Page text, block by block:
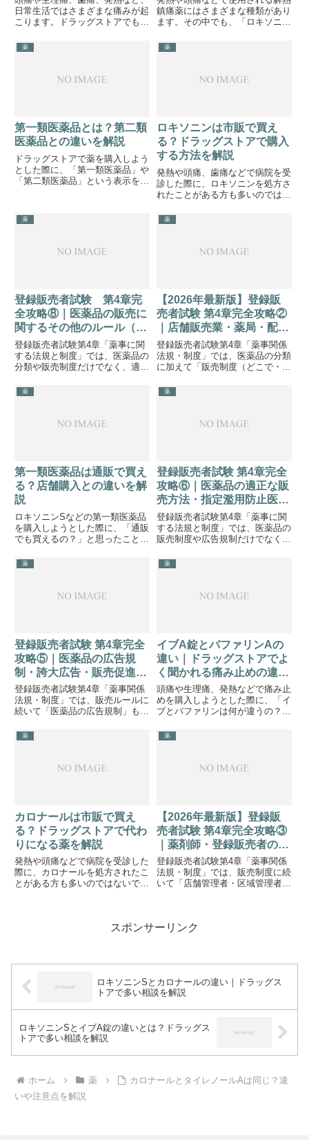
日常生活ではさまざまな痛みが起
こります。ドラッグストアでも痛
く、「ロキソニンとイブは何が違
いますか？」「どちらを選べばい
でいるけどロキソニンの方がい
鎮痛薬にはさまざまな種類があり
ます。その中でも、「ロキソニ
いたことがある方も多いかもしれ
ません。ドラッグストアでも、
とがある」「ロキソニンの方が強
薬
第一類医薬品とは？第二類
医薬品との違いを解説
ドラッグストアで薬を購入しよう
とした際に、「第一類医薬品」や
「第二類医薬品」という表示を見
「どちらを選べばいいの？」と思
う方も少なくありません。市販薬
薬
ロキソニンは市販で買え
る？ドラッグストアで購入
する方法を解説
発熱や頭痛、歯痛などで病院を受
診した際に、ロキソニンを処方さ
れたことがある方も多いのではな
ら、「ドラッグストアでも買え
る？」「病院に行かず購入でき
せん。ロキソニンは広く使用され
薬
登録販売者試験 第4章完
全攻略⑧｜医薬品の販売に
関するその他のルール（競
売・販売場所・配置販売）
登録販売者試験第4章「薬事に関
する法規と制度」では、医薬品の
分類や販売制度だけでなく、適正
ールも重要です。特に、「医薬品
の競売」「許可を受けた場所以外
販売方法」は、試験で問われや
薬
【2026年最新版】登録販
売者試験 第4章完全攻略②
｜店舗販売業・薬局・配置
販売業の違いを徹底解説
登録販売者試験第4章「薬事関係
法規・制度」では、医薬品の分類
に加えて「販売制度（どこで・誰
よく問われます。特に「薬局・店
舗販売業・配置販売業」の違い
本記事では、この3つの制度を試
薬
第一類医薬品は通販で買え
る？店舗購入との違いを解
説
ロキソニンSなどの第一類医薬品
を購入しようとした際に、「通販
でも買えるの？」と思ったことは
薬剤師による情報提供が必要なた
でしょう。しかし、第一類医薬品
薬
登録販売者試験 第4章完全
攻略⑥｜医薬品の適正な販
売方法・指定濫用防止医薬
品・監視指導を徹底解説
登録販売者試験第4章「薬事に関
する法規と制度」では、医薬品の
販売制度や広告規制だけでなく、
ルール」も重要な学習テーマで
「指定濫用防止医薬品の販売ルー
薬
登録販売者試験 第4章完全
攻略⑤｜医薬品の広告規
制・誇大広告・販売促進を
徹底解説
登録販売者試験第4章「薬事関係
法規・制度」では、販売ルールに
続いて「医薬品の広告規制」も重
の健康に直接関わるため、一般の
ん。特に押さえておきたいのが、
薬
イブA錠とバファリンAの
違い｜ドラッグストアでよ
く聞かれる痛み止めの違い
を解説
頭痛や生理痛、発熱などで痛み止
めを購入しようとした際に、「イ
ブとバファリンは何が違うの？」
はないでしょうか。どちらもドラ
は異なります。ここでは、イブ
薬
カロナールは市販で買え
る？ドラッグストアで代わ
りになる薬を解説
発熱や頭痛などで病院を受診した
際に、カロナールを処方されたこ
とがある方も多いのではないでし
る？」と考える方も少なくありま
薬
【2026年最新版】登録販
売者試験 第4章完全攻略③
｜薬剤師・登録販売者の役
割と業務範囲を徹底解説
登録販売者試験第4章「薬事関係
法規・制度」では、販売制度に続
いて「店舗管理者・区域管理者」
件」「店舗管理者と区域管理者の
スポンサーリンク
ロキソニンSとカロナールの違い｜ドラッグス
トアで多い相談を解説
ロキソニンSとイブA錠の違いとは？ドラッグス
トアで多い相談を解説
ホーム 薬
カロナールとタイレノールAは同じ？違
いや注意点を解説